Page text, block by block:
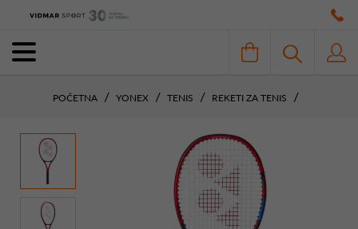
POČETNA YONEX TENIS REKETI ZA TENIS